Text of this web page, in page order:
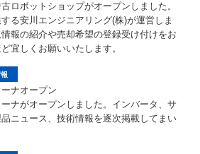
ロボットショップがオープンしました。
る安川エンジニアリング(株)が運営しま
報の紹介や売却希望の登録受け付けをお
宜しくお願いいたします。
ナオープン
ナがオープンしました。インバータ、サ
ニュース、技術情報を逐次掲載してまい